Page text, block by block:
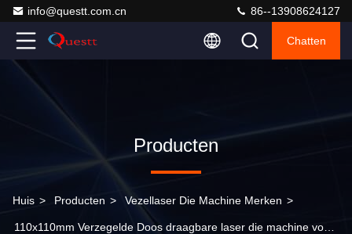
info@questt.com.cn 86--13908624127
Chatten
Producten
Huis > Producten > Vezellaser Die Machine Merken >
110x110mm Verzegelde Doos draagbare laser die machine voor